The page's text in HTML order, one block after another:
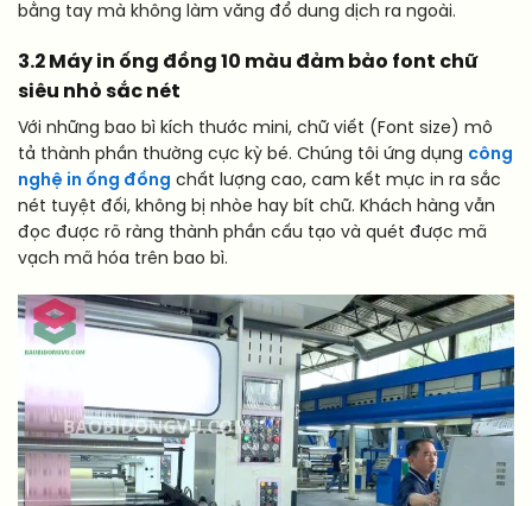
bằng tay mà không làm văng đổ dung dịch ra ngoài.
3.2 Máy in ống đồng 10 màu đảm bảo font chữ
siêu nhỏ sắc nét
Với những bao bì kích thước mini, chữ viết (Font size) mô
tả thành phần thường cực kỳ bé. Chúng tôi ứng dụng công
nghệ in ống đồng chất lượng cao, cam kết mực in ra sắc
nét tuyệt đối, không bị nhòe hay bít chữ. Khách hàng vẫn
đọc được rõ ràng thành phần cấu tạo và quét được mã
vạch mã hóa trên bao bì.